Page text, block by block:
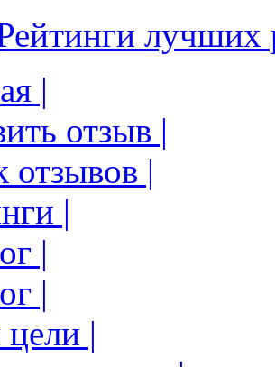
лучших
|
отзыв |
отзывов |
|
|
|
|